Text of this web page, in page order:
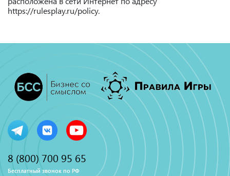
https://rulesplay.ru/policy.
8 (800) 700 95 65
Бесплатный звонок по РФ